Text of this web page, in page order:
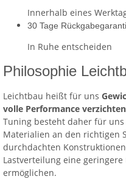
Innerhalb eines
30 Tage
In Ruhe entscheiden
Philosophie
Leichtbau heißt für uns
volle Performance
Tuning besteht daher für
Materialien an den richtigen
durchdachten
Lastverteilung eine
ermöglichen.